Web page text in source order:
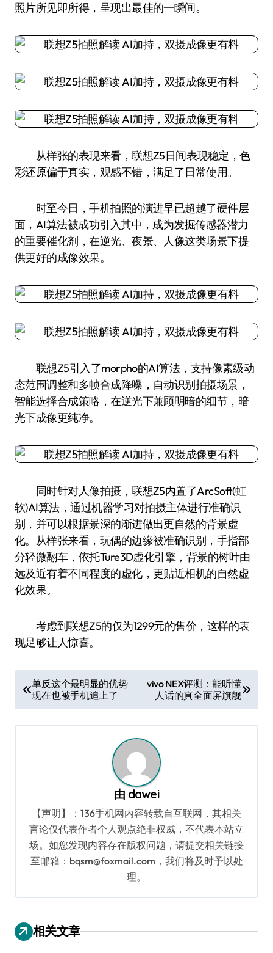
照片所见即所得，呈现出最佳的一瞬间。
从样张的表现来看，联想Z5日间表现稳定，色
彩还原偏于真实，观感不错，满足了日常使用。
时至今日，手机拍照的演进早已超越了硬件层
面，AI算法被成功引入其中，成为发掘传感器潜力
的重要催化剂，在逆光、夜景、人像这类场景下提
供更好的成像效果。
联想Z5引入了morpho的AI算法，支持像素级动
态范围调整和多帧合成降噪，自动识别拍摄场景，
智能选择合成策略，在逆光下兼顾明暗的细节，暗
光下成像更纯净。
同时针对人像拍摄，联想Z5内置了ArcSoft(虹
软)AI算法，通过机器学习对拍摄主体进行准确识
别，并可以根据景深的渐进做出更自然的背景虚
化。从样张来看，玩偶的边缘被准确识别，手指部
分轻微翻车，依托Ture3D虚化引擎，背景的树叶由
远及近有着不同程度的虚化，更贴近相机的自然虚
化效果。
考虑到联想Z5的仅为1299元的售价，这样的表
现足够让人惊喜。
章
导
单反这个最明显的优势
现在也被手机追上了
vivo NEX评测：能听懂
人话的真全面屏旗舰
由 dawei
【声明】：136手机网内容转载自互联网，其相关
言论仅代表作者个人观点绝非权威，不代表本站立
场。如您发现内容存在版权问题，请提交相关链接
至邮箱：bqsm@foxmail.com，我们将及时予以处
理。
相关文章